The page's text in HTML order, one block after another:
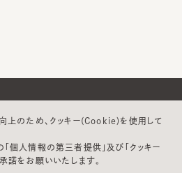
上のため、クッキー(Cookie)を使用して
「個人情報の第三者提供」及び「クッキー
諾をお願いいたします。